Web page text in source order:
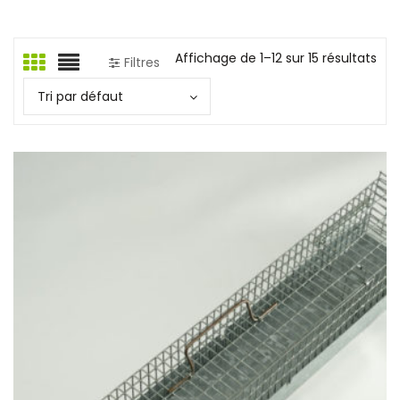
Filtres Affichage de 1–12 sur 15 résultats
Tri par défaut